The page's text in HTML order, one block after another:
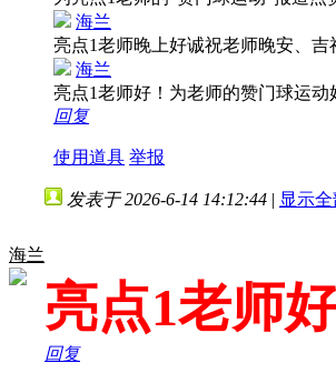
海兰
亮点1老师晚上好诚祝老师晚安、
海兰
亮点1老师好！为老师的赞门球运动
回复
使用道具 举报
海兰
发表于 2026-6-14 14:12:44 | 显示
亮点1老师
回复